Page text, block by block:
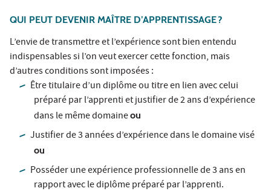
QUI PEUT DEVENIR MAÎTRE D’APPRENTISSAGE ?
L’envie de transmettre et l’expérience sont bien entendu
indispensables si l’on veut exercer cette fonction, mais
d’autres conditions sont imposées :
Être titulaire d’un diplôme ou titre en lien avec celui
préparé par l’apprenti et justifier de 2 ans d’expérience
dans le même domaineou
Justifier de 3 années d’expérience dans le domaine visé
ou
Posséder une expérience professionnelle de 3 ans en
rapport avec le diplôme préparé par l’apprenti.